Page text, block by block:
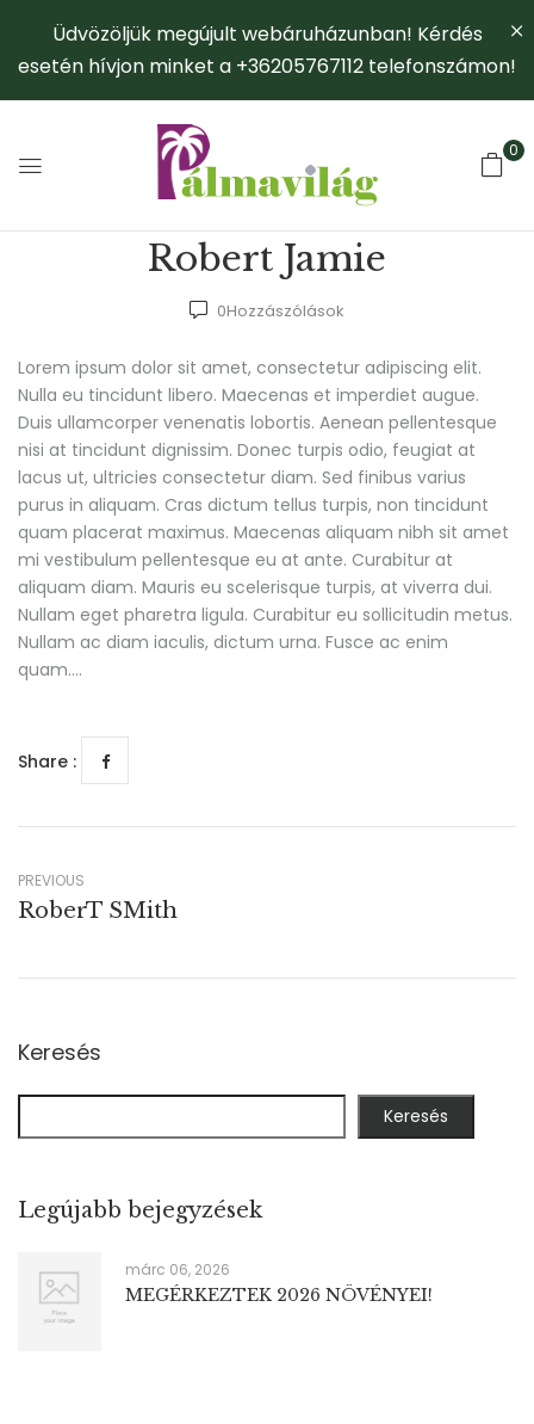
Üdvözöljük megújult webáruházunban! Kérdés
esetén hívjon minket a +36205767112 telefonszámon!
0
Robert Jamie
0Hozzászólások
Keresés
Keresés
Legújabb bejegyzések
márc 06, 2026
MEGÉRKEZTEK 2026 NÖVÉNYEI!
Lorem ipsum dolor sit amet, consectetur adipiscing elit.
Nulla eu tincidunt libero. Maecenas et imperdiet augue.
Duis ullamcorper venenatis lobortis. Aenean pellentesque
nisi at tincidunt dignissim. Donec turpis odio, feugiat at
lacus ut, ultricies consectetur diam. Sed finibus varius
purus in aliquam. Cras dictum tellus turpis, non tincidunt
quam placerat maximus. Maecenas aliquam nibh sit amet
mi vestibulum pellentesque eu at ante. Curabitur at
aliquam diam. Mauris eu scelerisque turpis, at viverra dui.
Nullam eget pharetra ligula. Curabitur eu sollicitudin metus.
Nullam ac diam iaculis, dictum urna. Fusce ac enim
quam….
Share :
PREVIOUS
RoberT SMith